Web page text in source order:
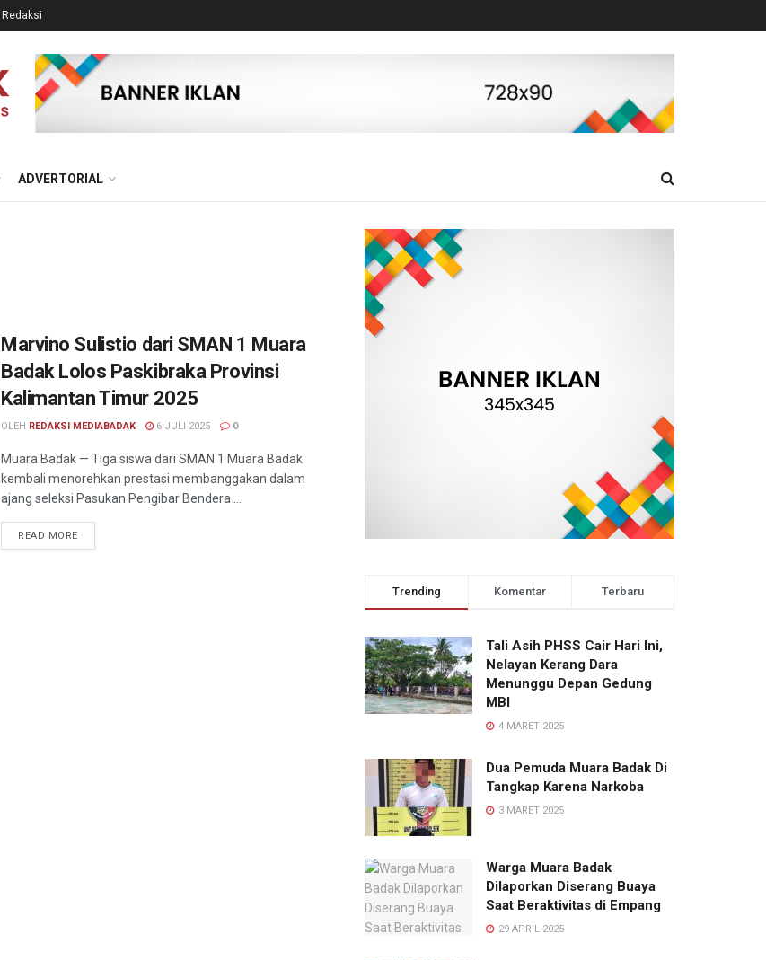
Redaksi
ADVERTORIAL
Marvino Sulistio dari SMAN 1 Muara
Badak Lolos Paskibraka Provinsi
Kalimantan Timur 2025
OLEH REDAKSI MEDIABADAK 6 JULI 2025 0
Muara Badak — Tiga siswa dari SMAN 1 Muara Badak
kembali menorehkan prestasi membanggakan dalam
ajang seleksi Pasukan Pengibar Bendera ...
READ MORE
Trending Komentar Terbaru
Tali Asih PHSS Cair Hari Ini,
Nelayan Kerang Dara
Menunggu Depan Gedung
MBI
4 MARET 2025
Dua Pemuda Muara Badak Di
Tangkap Karena Narkoba
3 MARET 2025
Warga Muara Badak
Dilaporkan Diserang Buaya
Saat Beraktivitas di Empang
29 APRIL 2025